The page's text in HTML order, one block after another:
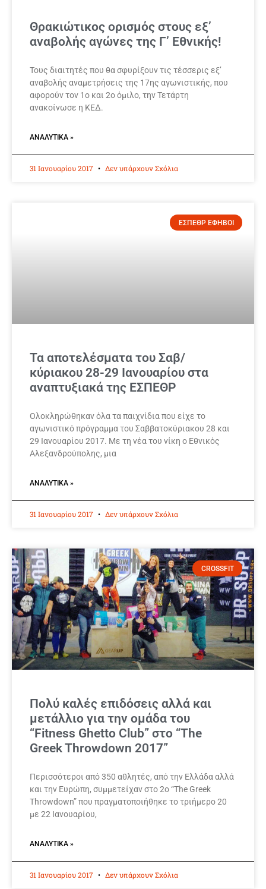
Θρακιώτικος ορισμός στους εξ’
αναβολής αγώνες της Γ’ Εθνικής!
Τους διαιτητές που θα σφυρίξουν τις τέσσερις εξ’
αναβολής αναμετρήσεις της 17ης αγωνιστικής, που
αφορούν τον 1ο και 2ο όμιλο, την Τετάρτη
ανακοίνωσε η ΚΕΔ.
ΑΝΑΛΥΤΙΚΆ »
31 Ιανουαρίου 2017 Δεν υπάρχουν Σχόλια
ΕΣΠΕΘΡ ΕΦΗΒΟΙ
Τα αποτελέσματα του Σαβ/
κύριακου 28-29 Ιανουαρίου στα
αναπτυξιακά της ΕΣΠΕΘΡ
Ολοκληρώθηκαν όλα τα παιχνίδια που είχε το
αγωνιστικό πρόγραμμα του Σαββατοκύριακου 28 και
29 Ιανουαρίου 2017. Με τη νέα του νίκη ο Εθνικός
Αλεξανδρούπολης, μια
ΑΝΑΛΥΤΙΚΆ »
31 Ιανουαρίου 2017 Δεν υπάρχουν Σχόλια
CROSSFIT
Πολύ καλές επιδόσεις αλλά και
μετάλλιο για την ομάδα του
“Fitness Ghetto Club” στο “The
Greek Throwdown 2017”
Περισσότεροι από 350 αθλητές, από την Ελλάδα αλλά
και την Ευρώπη, συμμετείχαν στο 2ο “The Greek
Throwdown” που πραγματοποιήθηκε το τριήμερο 20
με 22 Ιανουαρίου,
ΑΝΑΛΥΤΙΚΆ »
31 Ιανουαρίου 2017 Δεν υπάρχουν Σχόλια